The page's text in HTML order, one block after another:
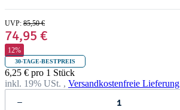
UVP: 85,50 €
74,95 €
12%
30-TAGE-BESTPREIS
6,25 € pro 1 Stück
inkl. 19% USt. , Versandkostenfreie Lieferung